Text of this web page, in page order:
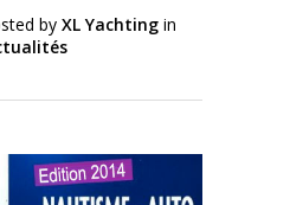
by XL Yachting in